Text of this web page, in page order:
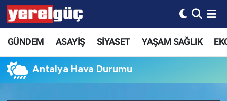
GÜNDEM ASAYİŞ SİYASET YAŞAM SAĞLIK
Antalya Hava Durumu